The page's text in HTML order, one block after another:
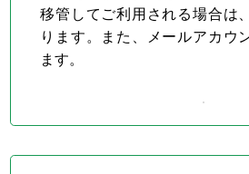
移管してご利用される場合は
ります。また、メールアカウ
ます。